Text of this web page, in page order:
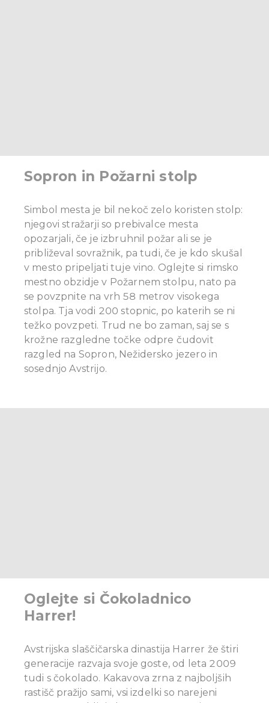
Sopron in Požarni stolp
Simbol mesta je bil nekoč zelo koristen stolp:
njegovi stražarji so prebivalce mesta
opozarjali, če je izbruhnil požar ali se je
približeval sovražnik, pa tudi, če je kdo skušal
v mesto pripeljati tuje vino. Oglejte si rimsko
mestno obzidje v Požarnem stolpu, nato pa
se povzpnite na vrh 58 metrov visokega
stolpa. Tja vodi 200 stopnic, po katerih se ni
težko povzpeti. Trud ne bo zaman, saj se s
krožne razgledne točke odpre čudovit
razgled na Sopron, Nežidersko jezero in
sosednjo Avstrijo.
Oglejte si Čokoladnico
Harrer!
Avstrijska slaščičarska dinastija Harrer že štiri
generacije razvaja svoje goste, od leta 2009
tudi s čokolado. Kakavova zrna z najboljših
rastišč pražijo sami, vsi izdelki so narejeni